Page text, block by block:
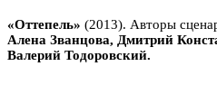
«Оттепель» (2013). Авторы
Алена Званцова, Дмитрий
Валерий Тодоровский.